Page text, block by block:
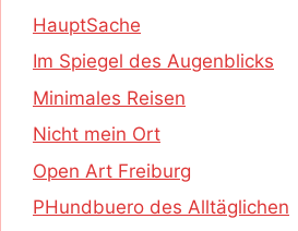
HauptSache
Im Spiegel des Augenblicks
Minimales Reisen
Nicht mein Ort
Open Art Freiburg
PHundbuero des Alltäglichen